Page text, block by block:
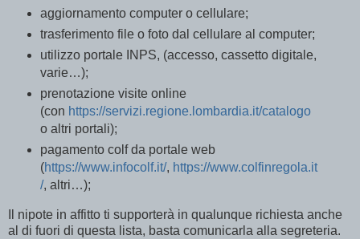
aggiornamento computer o cellulare;
trasferimento file o foto dal cellulare al computer;
utilizzo portale INPS, (accesso, cassetto digitale,
varie…);
prenotazione visite online
(con https://servizi.regione.lombardia.it/catalogo
o altri portali);
pagamento colf da portale web
(https://www.infocolf.it/, https://www.colfinregola.it
/, altri…);
Il nipote in affitto ti supporterà in qualunque richiesta anche
al di fuori di questa lista, basta comunicarla alla segreteria.